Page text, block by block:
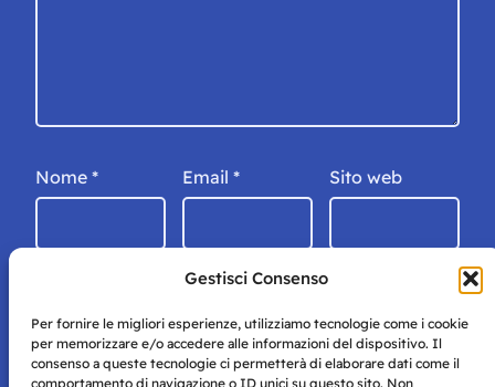
Gestisci Consenso
Per fornire le migliori esperienze, utilizziamo tecnologie come i cookie
per memorizzare e/o accedere alle informazioni del dispositivo. Il
consenso a queste tecnologie ci permetterà di elaborare dati come il
comportamento di navigazione o ID unici su questo sito. Non
Nome * Email * Sito web